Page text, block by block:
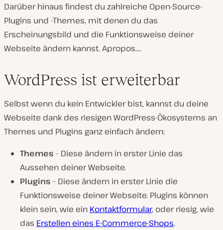
Darüber hinaus findest du zahlreiche Open-Source-
Plugins und -Themes, mit denen du das
Erscheinungsbild und die Funktionsweise deiner
Webseite ändern kannst. Apropos….
WordPress ist erweiterbar
Selbst wenn du kein Entwickler bist, kannst du deine
Webseite dank des riesigen WordPress-Ökosystems an
Themes und Plugins ganz einfach ändern:
Themes– Diese ändern in erster Linie das
Aussehen deiner Webseite.
Plugins– Diese ändern in erster Linie die
Funktionsweise deiner Webseite. Plugins können
klein sein, wie ein Kontaktformular, oder riesig, wie
das Erstellen eines E-Commerce-Shops.